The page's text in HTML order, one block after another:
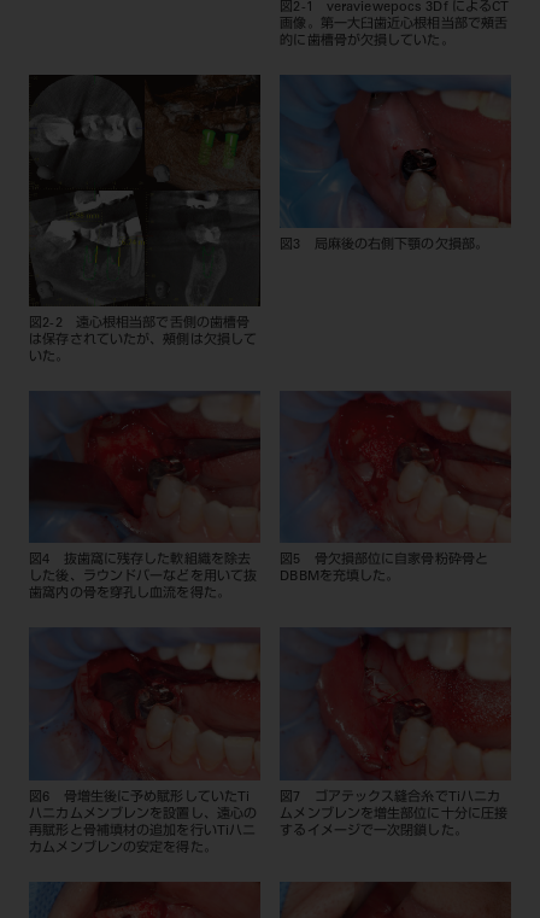
図2-1 veraviewepocs 3Df によるCT
画像。第一大臼歯近心根相当部で頰舌
的に歯槽骨が欠損していた。
図2-2 遠心根相当部で舌側の歯槽骨
は保存されていたが、頰側は欠損して
いた。
図3 局麻後の右側下顎の欠損部。
図4 抜歯窩に残存した軟組織を除去
した後、ラウンドバーなどを用いて抜
歯窩内の骨を穿孔し血流を得た。
図5 骨欠損部位に自家骨粉砕骨と
DBBMを充填した。
図6 骨増生後に予め賦形していたTi
ハニカムメンブレンを設置し、遠心の
再賦形と骨補填材の追加を行いTiハニ
カムメンブレンの安定を得た。
図7 ゴアテックス縫合糸でTiハニカ
ムメンブレンを増生部位に十分に圧接
するイメージで一次閉鎖した。